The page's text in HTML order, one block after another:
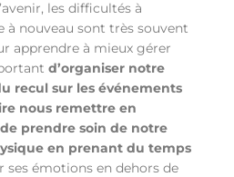
les difficultés à
à nouveau sont très souvent
apprendre à mieux gérer
d’organiser notre
recul sur les événements
nous remettre en
prendre soin de notre
en prenant du temps
ses émotions en dehors de